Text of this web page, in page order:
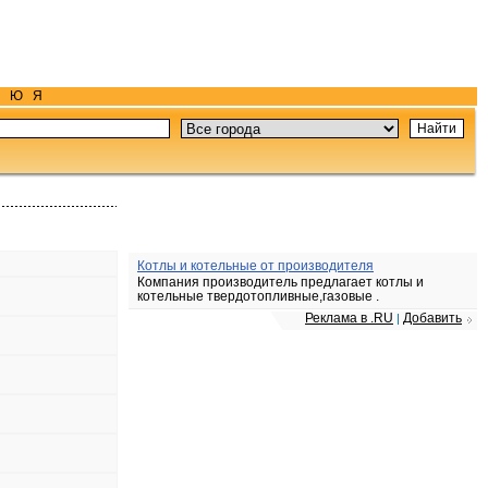
Ю Я
Котлы и котельные от производителя
Компания производитель предлагает котлы и
котельные твердотопливные,газовые .
Реклама в .RU | Добавить